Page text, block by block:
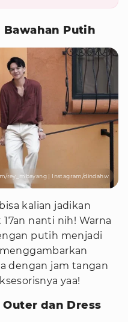
Bawahan Putih
rey_mbayang | Instagram/dindahw
kalian jadikan
nanti nih! Warna
putih menjadi
dengan jam tangan
yaa!
dan Dress